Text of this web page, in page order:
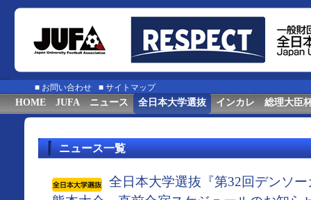
■ お問い合わせ ■ サイトマップ
HOME JUFA ニュース 全日本大学選抜 インカレ 総理大臣
ニュース一覧
全日本大学選抜『第32回デンソ